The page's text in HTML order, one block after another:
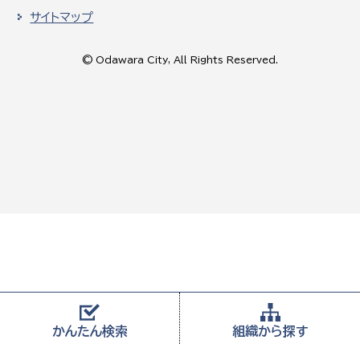
かんたん検索 組織から探す
サイトマップ
© Odawara City, All Rights Reserved.